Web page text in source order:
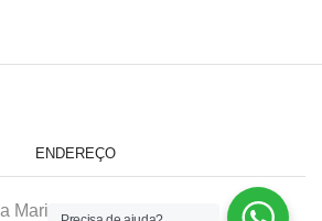
ENDEREÇO
Maria Afonso, 166-A